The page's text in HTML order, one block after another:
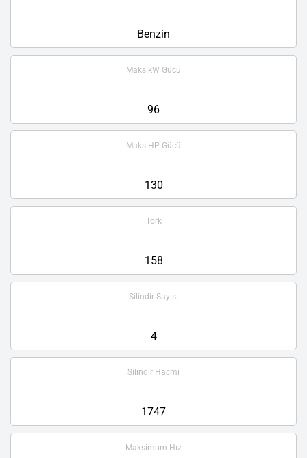
Benzin
Maks kW Gücü
96
Maks HP Gücü
130
Tork
158
Silindir Sayısı
4
Silindir Hacmi
1747
Maksimum Hız